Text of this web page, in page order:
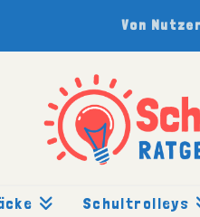
Von
Schultrolleys